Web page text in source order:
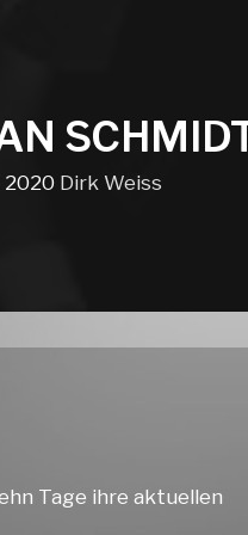
2020 Dirk Weiss
Tage ihre aktuellen